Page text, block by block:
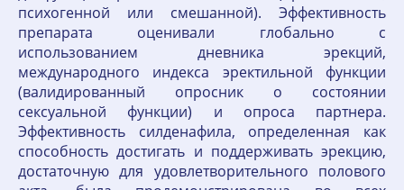
психогенной или смешанной). Эффективность
препарата оценивали глобально с
использованием дневника эрекций,
международного индекса эректильной функции
(валидированный опросник о состоянии
сексуальной функции) и опроса партнера.
Эффективность силденафила, определенная как
способность достигать и поддерживать эрекцию,
достаточную для удовлетворительного полового